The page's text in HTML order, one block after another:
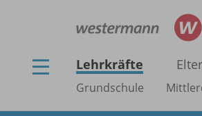
Lehrkräfte
Grundschule